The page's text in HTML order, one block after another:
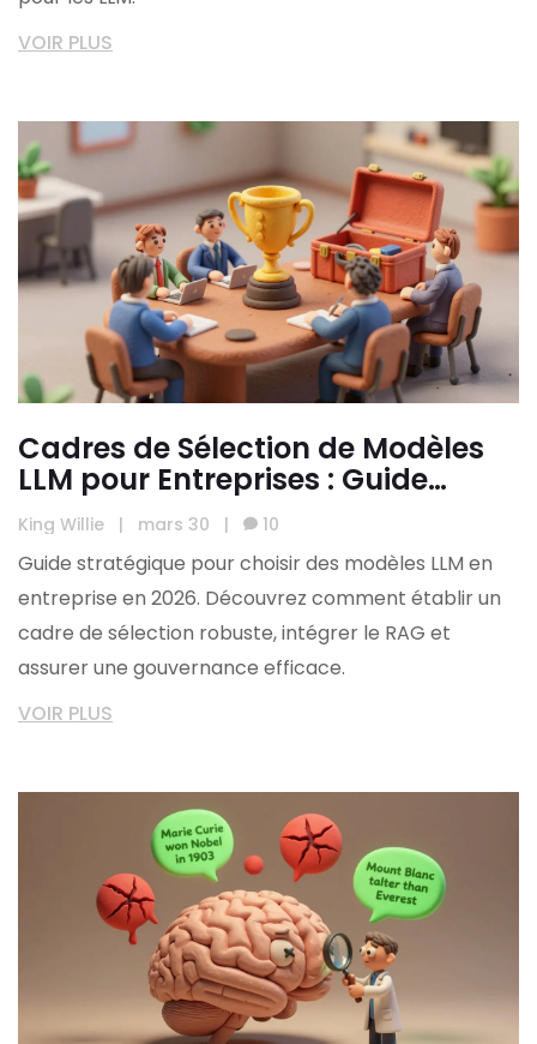
VOIR PLUS
Cadres de Sélection de Modèles
LLM pour Entreprises : Guide
Stratégique 2026
King Willie | mars 30 | 10
Guide stratégique pour choisir des modèles LLM en
entreprise en 2026. Découvrez comment établir un
cadre de sélection robuste, intégrer le RAG et
assurer une gouvernance efficace.
VOIR PLUS